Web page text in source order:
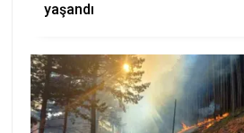
yaşandı